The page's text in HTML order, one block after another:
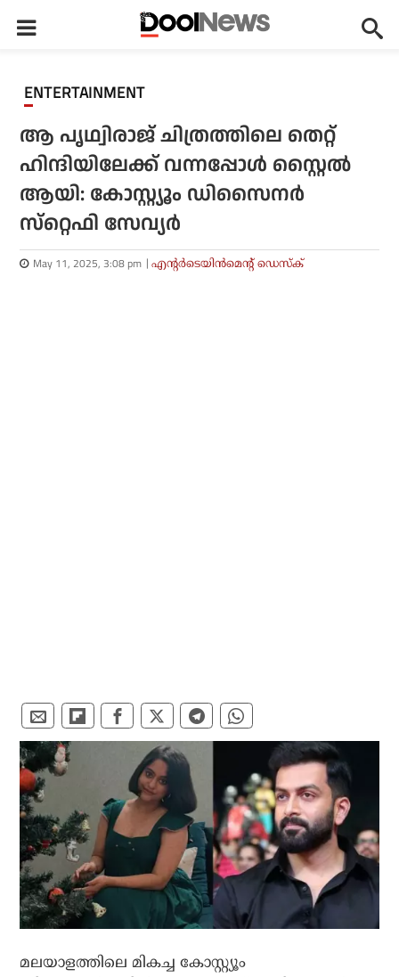
ENTERTAINMENT
ആ പൃഥ്വിരാജ് ചിത്രത്തിലെ തെറ്റ്
ഹിന്ദിയിലേക്ക് വന്നപ്പോൾ സ്റ്റൈൽ
ആയി: കോസ്റ്റ്യൂം ഡിസൈനര്‍
സ്‌റ്റെഫി സേവ്യര്‍
May 11, 2025, 3:08 pm എന്റര്‍ടെയിന്‍മെന്റ് ഡെസ്‌ക്
മലയാളത്തിലെ മികച്ച കോസ്റ്റ്യൂം